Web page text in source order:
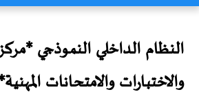
النظام الداخلي النموذجي
والاختبارات والامتحانات